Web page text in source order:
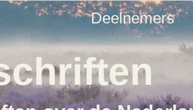
Deelnemers